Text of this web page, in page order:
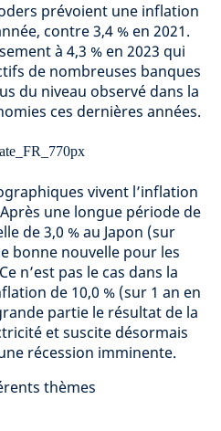
prévoient une inflation
contre 3,4 % en 2021.
à 4,3 % en 2023 qui
de nombreuses banques
du niveau observé dans la
ces dernières années.
vivent l’inflation
une longue période de
de 3,0 % au Japon (sur
bonne nouvelle pour les
n’est pas le cas dans la
de 10,0 % (sur 1 an en
partie le résultat de la
et suscite désormais
récession imminente.
thèmes